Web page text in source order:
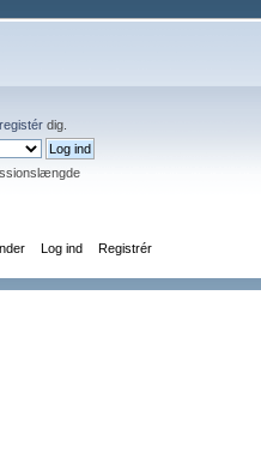
registérdig.
Log ind Registrér